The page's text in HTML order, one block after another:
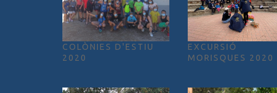
COLÒNIES D'ESTIU
2020
EXCURSIÓ
MORISQUES 2020